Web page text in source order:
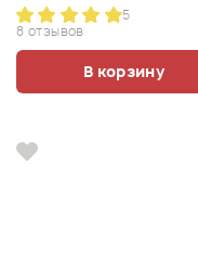
5
8 отзывов
В корзину